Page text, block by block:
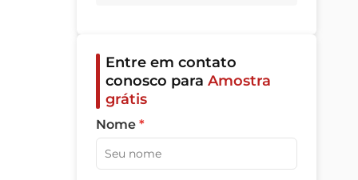
Entre em contato
conosco para Amostra
grátis
Nome *